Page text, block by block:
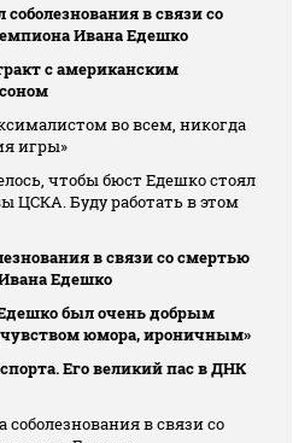
в связи со
Ивана Едешко
с американским
во всем, никогда
игры»
чтобы бюст Едешко стоял
ЦСКА. Буду работать в этом
в связи со смертью
Едешко
был очень добрым
юмора, ироничным»
Его великий пас в ДНК
в связи со